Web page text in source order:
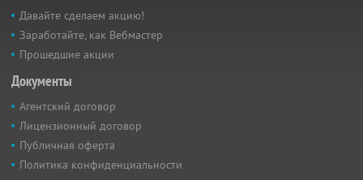
Давайте сделаем акцию!
Заработайте, как Вебмастер
Прошедшие акции
Документы
Агентский договор
Лицензионный договор
Публичная оферта
Политика конфиденциальности